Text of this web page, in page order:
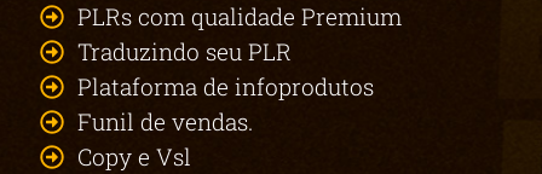
PLRs com qualidade Premium
Traduzindo seu PLR
Plataforma de infoprodutos
Funil de vendas.
Copy e Vsl